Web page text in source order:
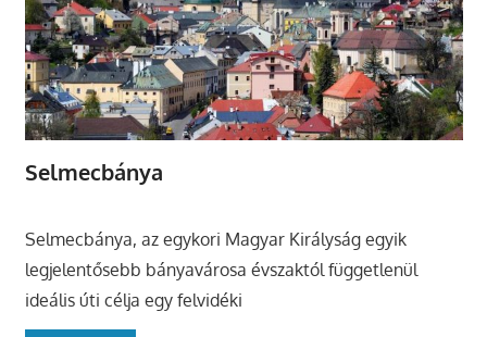
Selmecbánya
Selmecbánya, az egykori Magyar Királyság egyik
legjelentősebb bányavárosa évszaktól függetlenül
ideális úti célja egy felvidéki